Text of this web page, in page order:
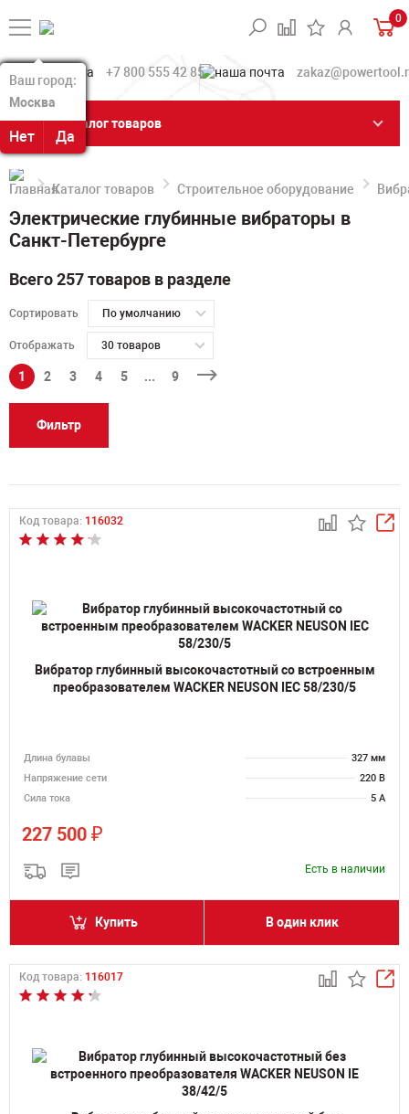
Ваш город:
Москва
Нет Да
Ваш город:
Москва
Нет Да
0
+7 800 555 42 85
Каталог товаров
Каталог товаров Строительное оборудование
Электрические глубинные вибраторы в
Санкт-Петербурге
Всего 257 товаров в разделе
Сортировать По умолчанию
Отображать 30 товаров
1 2 3 4 5 ... 9
Фильтр
Код товара: 116032
Вибратор глубинный высокочастотный со встроенным
преобразователем WACKER NEUSON IEC 58/230/5
Длина булавы
327 мм
Напряжение сети
220 В
Сила тока
5 А
227 500 ₽
Есть в наличии
Купить В один клик
Код товара: 116017